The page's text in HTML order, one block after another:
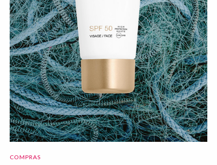
COMPRAS